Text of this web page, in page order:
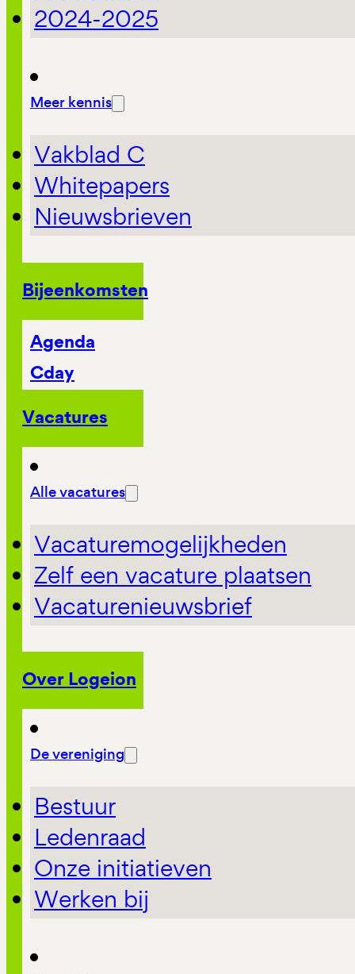
2024-2025
Meer kennis
Vakblad C
Whitepapers
Nieuwsbrieven
Bijeenkomsten
Agenda
Cday
Vacatures
Alle vacatures
Vacaturemogelijkheden
Zelf een vacature plaatsen
Vacaturenieuwsbrief
Over Logeion
De vereniging
Bestuur
Ledenraad
Onze initiatieven
Werken bij